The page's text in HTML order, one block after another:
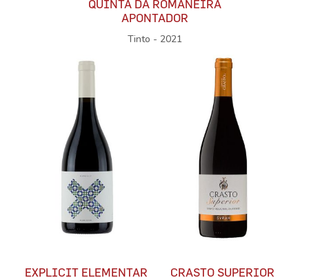
QUINTA DA ROMANEIRA
APONTADOR
Tinto - 2021
EXPLICIT ELEMENTAR
CRASTO SUPERIOR